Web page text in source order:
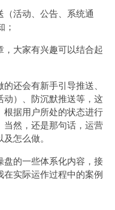
活动、公告、系统通
大家有兴趣可以结合起
还会有新手引导推送、
）、防沉默推送等，这
据用户所处的状态进行
然，还是那句话，运营
怎么做。
盘的一些体系化内容，接
实际运作过程中的案例